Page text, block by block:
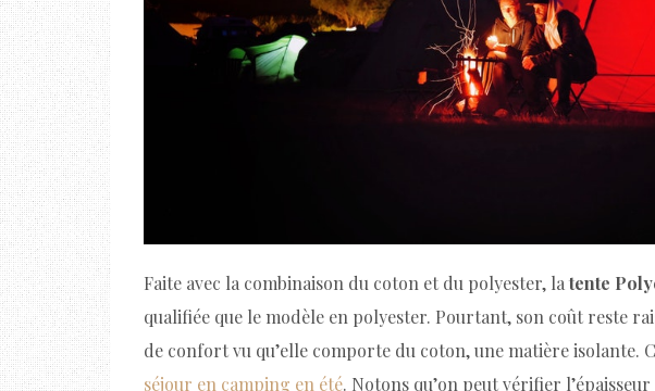
Faite avec la combinaison du coton et du polyester, la tente
qualifiée que le modèle en polyester. Pourtant, son coût reste
de confort vu qu’elle comporte du coton, une matière isolante.
séjour en camping en été. Notons qu’on peut vérifier